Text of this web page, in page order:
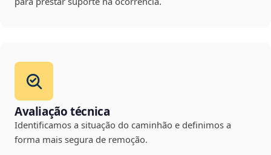
Avaliação técnica
Identificamos a situação do caminhão e definimos a
forma mais segura de remoção.